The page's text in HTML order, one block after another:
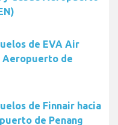
de EVA Air
Aeropuerto de
de Finnair hacia
de Penang